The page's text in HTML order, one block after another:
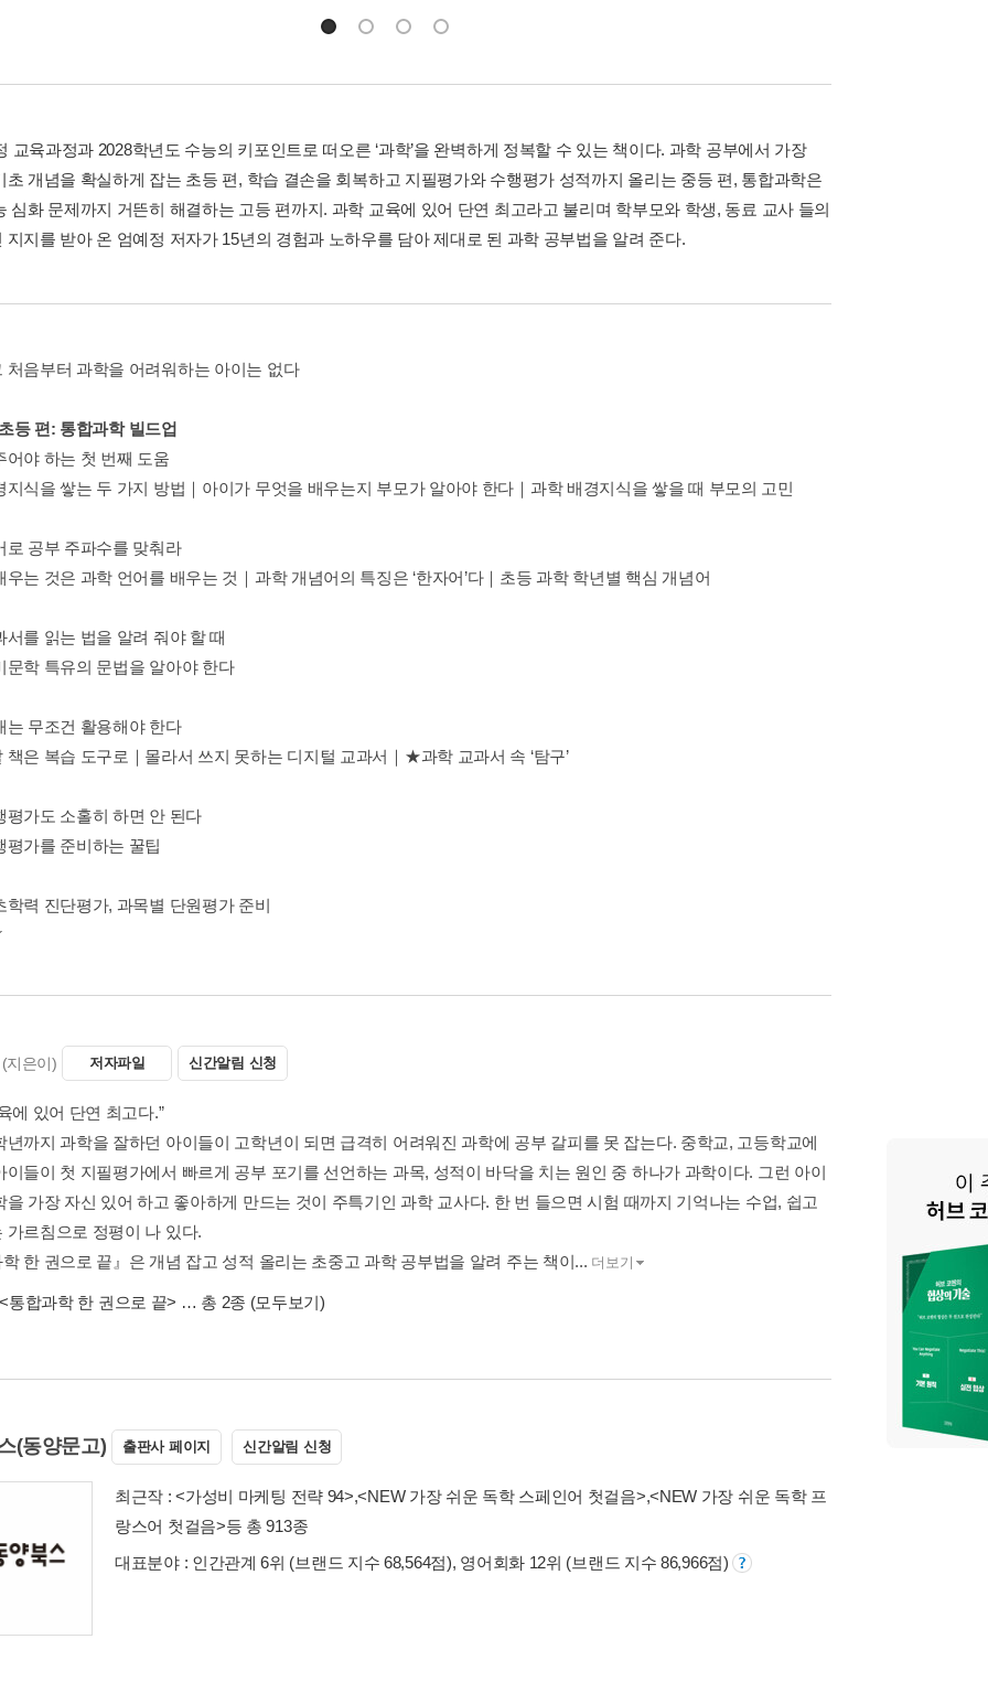
교육과정과 2028학년도 수능의 키포인트로 떠오른 ‘과학’을 완벽하게 정복할 수 있는 책이다. 과학 공부에서 가장
초 개념을 확실하게 잡는 초등 편, 학습 결손을 회복하고 지필평가와 수행평가 성적까지 올리는 중등 편, 통합과학은
심화 문제까지 거뜬히 해결하는 고등 편까지. 과학 교육에 있어 단연 최고라고 불리며 학부모와 학생, 동료 교사 들의
지지를 받아 온 엄예정 저자가 15년의 경험과 노하우를 담아 제대로 된 과학 공부법을 알려 준다.
처음부터 과학을 어려워하는 아이는 없다
등 편: 통합과학 빌드업
어야 하는 첫 번째 도움
지식을 쌓는 두 가지 방법｜아이가 무엇을 배우는지 부모가 알아야 한다｜과학 배경지식을 쌓을 때 부모의 고민
로 공부 주파수를 맞춰라
우는 것은 과학 언어를 배우는 것｜과학 개념어의 특징은 ‘한자어’다｜초등 과학 학년별 핵심 개념어
서를 읽는 법을 알려 줘야 할 때
문학 특유의 문법을 알아야 한다
는 무조건 활용해야 한다
책은 복습 도구로｜몰라서 쓰지 못하는 디지털 교과서｜★과학 교과서 속 ‘탐구’
평가도 소홀히 하면 안 된다
평가를 준비하는 꿀팁
학력 진단평가, 과목별 단원평가 준비
(지은이) 저자파일 신간알림 신청
에 있어 단연 최고다.”
년까지 과학을 잘하던 아이들이 고학년이 되면 급격히 어려워진 과학에 공부 갈피를 못 잡는다. 중학교, 고등학교에
이들이 첫 지필평가에서 빠르게 공부 포기를 선언하는 과목, 성적이 바닥을 치는 원인 중 하나가 과학이다. 그런 아이
을 가장 자신 있어 하고 좋아하게 만드는 것이 주특기인 과학 교사다. 한 번 들으면 시험 때까지 기억나는 수업, 쉽고
가르침으로 정평이 나 있다.
한 권으로 끝』은 개념 잡고 성적 올리는 초중고 과학 공부법을 알려 주는 책이... 더보기
<통합과학 한 권으로 끝> … 총 2종 (모두보기)
(동양문고) 출판사 페이지 신간알림 신청
최근작 :<가성비 마케팅 전략 94>,<NEW 가장 쉬운 독학 스페인어 첫걸음>,<NEW 가장 쉬운 독학 프
랑스어 첫걸음>등 총 913종
대표분야 : 인간관계 6위 (브랜드 지수 68,564점), 영어회화 12위 (브랜드 지수 86,966점)